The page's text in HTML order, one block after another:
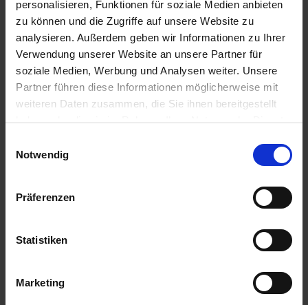
personalisieren, Funktionen für soziale Medien anbieten
zu können und die Zugriffe auf unsere Website zu
analysieren. Außerdem geben wir Informationen zu Ihrer
Verwendung unserer Website an unsere Partner für
soziale Medien, Werbung und Analysen weiter. Unsere
Partner führen diese Informationen möglicherweise mit
weiteren Daten zusammen, die Sie ihnen bereitgestellt
haben oder die sie im Rahmen Ihrer Nutzung der Dienste
Notwendig
Präferenzen
Statistiken
Marketing
MS Amadea
> Erlebniswochenende der Extraklasse > Traumschiff
Momente an Bord von MS Amadea > kulinarische
Leckerbissen...mehr
AUSSENKABINE 1.099,-
2.799,-
Mein Schiff 3
Fjordwelten